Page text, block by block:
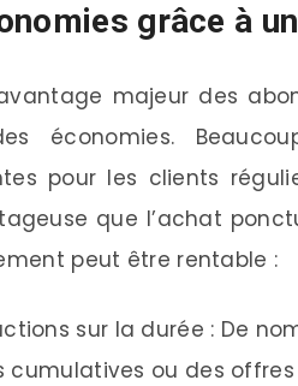
grâce à
majeur des
économies.
pour les clients
que l’achat
peut être rentable :
sur la durée : De
cumulatives ou des